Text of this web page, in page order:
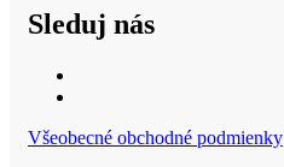
Sleduj nás
Všeobecné obchodné podmienky